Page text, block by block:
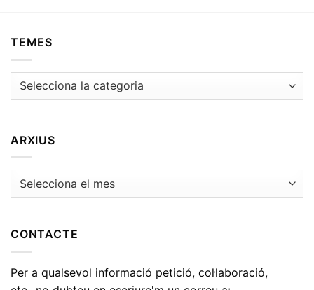
TEMES
Temes
ARXIUS
Arxius
CONTACTE
Per a qualsevol informació petició, col·laboració,